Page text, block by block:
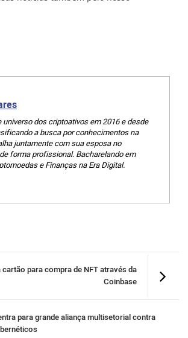
universo dos criptoativos em 2016 e desde
a busca por conhecimentos na
juntamente com sua esposa no
forma profissional. Bacharelando em
e Finanças na Era Digital.
para compra de NFT através da
Coinbase
para grande aliança multisetorial contra